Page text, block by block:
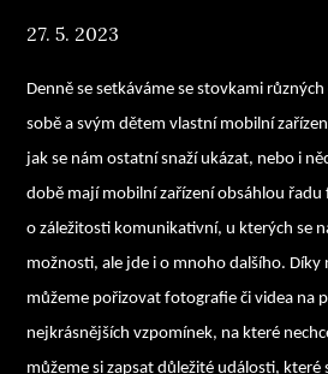
Posted
27. 5. 2023
Denně se setkáváme se stovkami
sobě a svým dětem vlastní mobilní
jak se nám ostatní snaží ukázat, nebo i
době mají mobilní zařízení obsáhlou řadu
o záležitosti komunikativní, u kterých se
možnosti, ale jde i o mnoho dalšího.
můžeme pořizovat fotografie či videa na
nejkrásnějších vzpomínek, na které
můžeme si zapsat důležité události, které